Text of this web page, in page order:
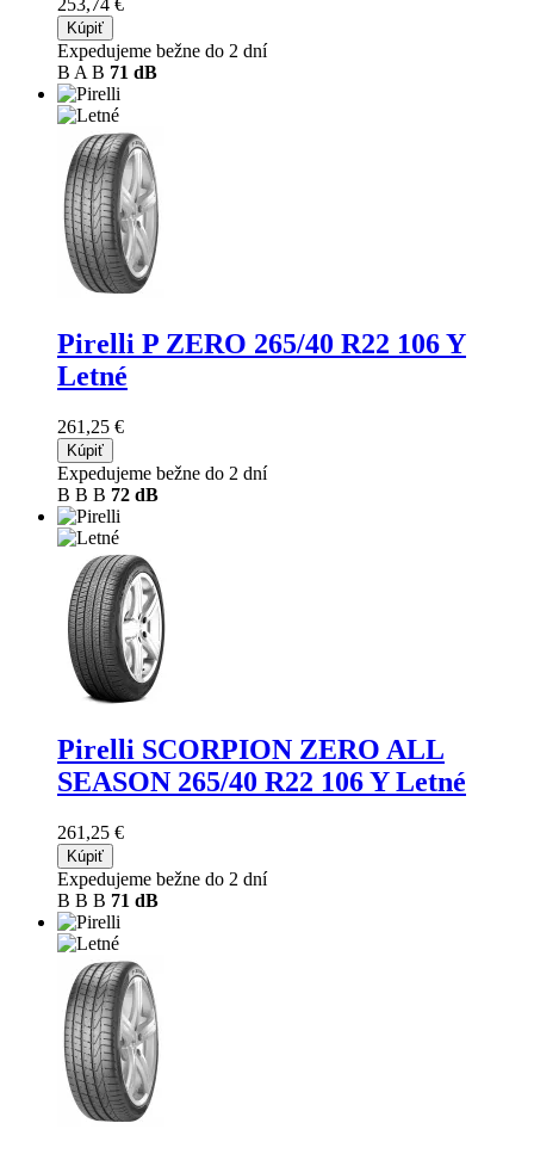
253,74 €
Kúpiť
Expedujeme bežne do 2 dní
B A B 71 dB
Pirelli P ZERO 265/40 R22 106 Y
Letné
261,25 €
Kúpiť
Expedujeme bežne do 2 dní
B B B 72 dB
Pirelli SCORPION ZERO ALL
SEASON 265/40 R22 106 Y Letné
261,25 €
Kúpiť
Expedujeme bežne do 2 dní
B B B 71 dB